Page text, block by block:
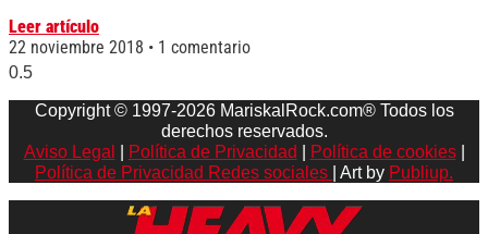
Leer artículo
22 noviembre 2018
1 comentario
Copyright © 1997-2026 MariskalRock.com® Todos los
derechos reservados.
Aviso Legal
Política de Privacidad Política de cookies|
Política de Privacidad Redes sociales
| Art by Publiup.